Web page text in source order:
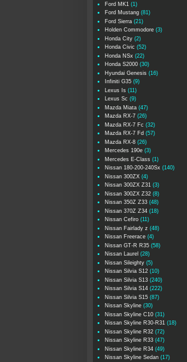
Ford MK1 (1)
Ford Mustang (81)
Ford Sierra (21)
Holden Commodore (3)
Honda City (2)
Honda Civic (52)
Honda NSx (22)
Honda S2000 (30)
Hyundai Genesis (16)
Infiniti G35 (9)
Lexus Is (11)
Lexus Sc (9)
Mazda Miata (47)
Mazda RX-7 (26)
Mazda RX-7 Fc (32)
Mazda RX-7 Fd (57)
Mazda RX-8 (26)
Mercedes 190e (3)
Mercedes E-Class (1)
Nissan 180-200-240Sx (140)
Nissan 300ZX (4)
Nissan 300ZX Z31 (3)
Nissan 300ZX Z32 (8)
Nissan 350Z Z33 (48)
Nissan 370Z Z34 (18)
Nissan Cefiro (11)
Nissan Fairlady z (48)
Nissan Freerace (4)
Nissan GT-R R35 (58)
Nissan Laurel (28)
Nissan Sileighty (5)
Nissan Silvia S12 (10)
Nissan Silvia S13 (240)
Nissan Silvia S14 (222)
Nissan Silvia S15 (87)
Nissan Skyline (30)
Nissan Skyline C10 (31)
Nissan Skyline R30-R31 (18)
Nissan Skyline R32 (72)
Nissan Skyline R33 (47)
Nissan Skyline R34 (49)
Nissan Skyline Sedan (17)